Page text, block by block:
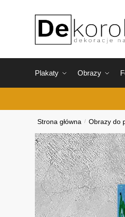
Plakaty Obrazy
Strona główna / Obrazy do